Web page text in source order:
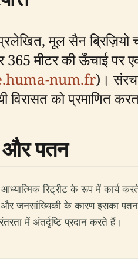
मूल सैन ब्रिज़ियो
पर 365 मीटर की ऊँचाई
num.fr)।
विरासत को प्रमाणित
और पतन
रिट्रीट के रूप में कार्य
और जनसांख्यिकी के कारण इसका
में अंतर्दृष्टि प्रदान करते हैं।